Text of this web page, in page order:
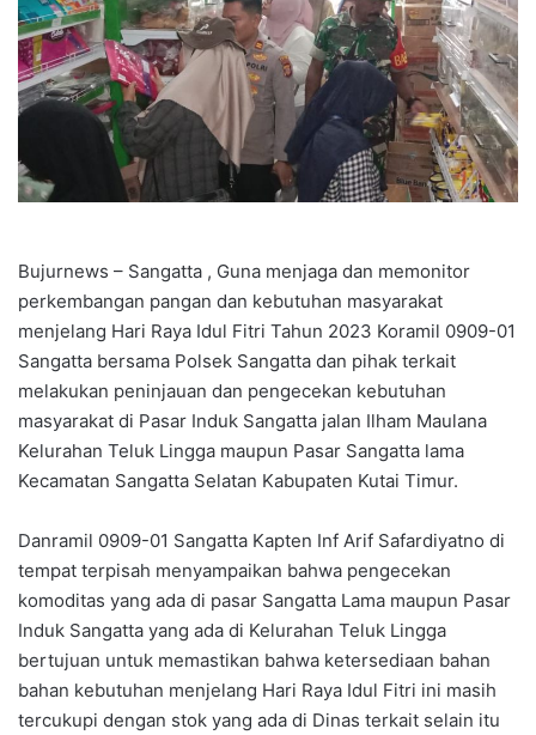
Bujurnews – Sangatta , Guna menjaga dan memonitor
perkembangan pangan dan kebutuhan masyarakat
menjelang Hari Raya Idul Fitri Tahun 2023 Koramil 0909-01
Sangatta bersama Polsek Sangatta dan pihak terkait
melakukan peninjauan dan pengecekan kebutuhan
masyarakat di Pasar Induk Sangatta jalan Ilham Maulana
Kelurahan Teluk Lingga maupun Pasar Sangatta lama
Kecamatan Sangatta Selatan Kabupaten Kutai Timur.
Danramil 0909-01 Sangatta Kapten Inf Arif Safardiyatno di
tempat terpisah menyampaikan bahwa pengecekan
komoditas yang ada di pasar Sangatta Lama maupun Pasar
Induk Sangatta yang ada di Kelurahan Teluk Lingga
bertujuan untuk memastikan bahwa ketersediaan bahan
bahan kebutuhan menjelang Hari Raya Idul Fitri ini masih
tercukupi dengan stok yang ada di Dinas terkait selain itu